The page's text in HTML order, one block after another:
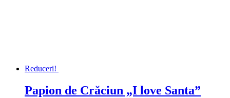
Reduceri!
Papion de Crăciun „I love Santa”